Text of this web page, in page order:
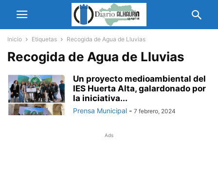
Inicio Etiquetas Recogida de Agua de Lluvias
Recogida de Agua de Lluvias
Un proyecto medioambiental del
IES Huerta Alta, galardonado por
la iniciativa...
Prensa Municipal - 7 febrero, 2024
Ads